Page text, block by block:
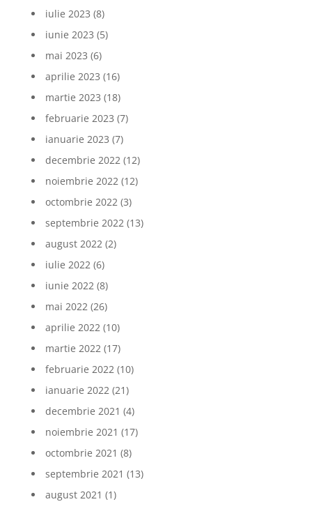
iulie 2023 (8)
iunie 2023 (5)
mai 2023 (6)
aprilie 2023 (16)
martie 2023 (18)
februarie 2023 (7)
ianuarie 2023 (7)
decembrie 2022(12)
noiembrie 2022(12)
octombrie 2022(3)
septembrie 2022(13)
august 2022(2)
iulie 2022(6)
iunie 2022(8)
mai 2022(26)
aprilie 2022(10)
martie 2022(17)
februarie 2022(10)
ianuarie 2022(21)
decembrie 2021 (4)
noiembrie 2021 (17)
octombrie 2021 (8)
septembrie 2021 (13)
august 2021 (1)